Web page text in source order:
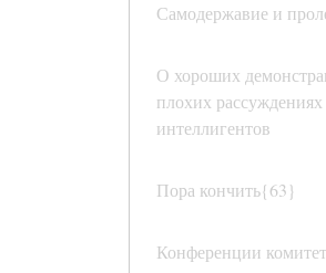
Самодержавие и
О хороших
плохих
интеллигентов
Пора кончить{63}
Конференции